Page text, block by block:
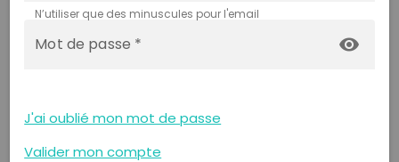
N’utiliser que des minuscules pour l'email
Mot de passe * visibility
J'ai oublié mon mot de passe
Valider mon compte